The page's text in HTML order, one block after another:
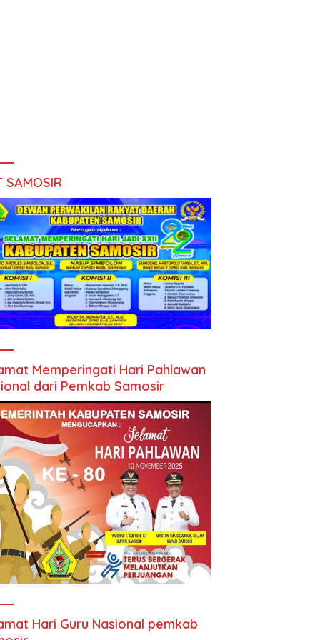
SAMOSIR
Memperingati Hari Pahlawan
dari Pemkab Samosir
Hari Guru Nasional pemkab